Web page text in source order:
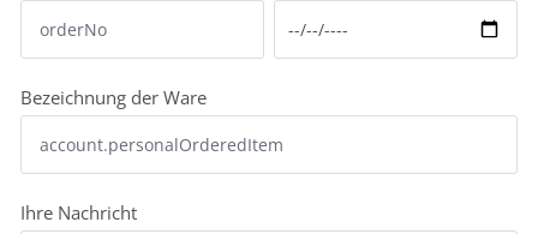
Bezeichnung der Ware
Ihre Nachricht